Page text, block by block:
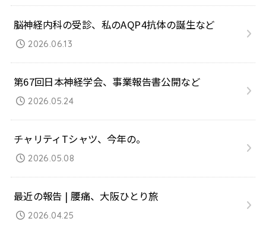
脳神経内科の受診、私のAQP4抗体の誕生など
2026.06.13
第67回日本神経学会、事業報告書公開など
2026.05.24
チャリティTシャツ、今年の。
2026.05.08
最近の報告 | 腰痛、大阪ひとり旅
2026.04.25